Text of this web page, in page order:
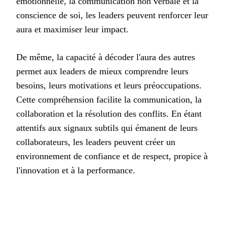
conscience de soi, les leaders peuvent renforcer leur
aura et maximiser leur impact.
De même, la capacité à décoder l'aura des autres
permet aux leaders de mieux comprendre leurs
besoins, leurs motivations et leurs préoccupations.
Cette compréhension facilite la communication, la
collaboration et la résolution des conflits. En étant
attentifs aux signaux subtils qui émanent de leurs
collaborateurs, les leaders peuvent créer un
environnement de confiance et de respect, propice à
l'innovation et à la performance.